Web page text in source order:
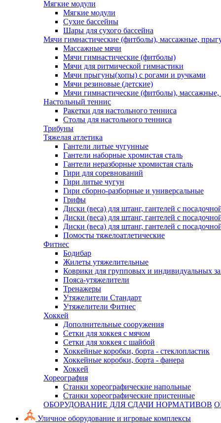
Мягкие модули
Мягкие модули
Сухие бассейны
Шары для сухого бассейна
Мячи гимнастические (фитболы), массажные,
Массажные мячи
Мячи гимнастические (фитболы)
Мячи для ритмической гимнастики
Мячи прыгуны(хопы) с рогами и ручками
Мячи резиновые (детские)
Мячи гимнастические (фитболы),
Настольный теннис
Ракетки для настольного тенниса
Столы для настольного тенниса
Трибуны
Тяжелая атлетика
Гантели литые чугунные
Гантели наборные хромистая сталь
Гантели неразборные хромистая сталь
Гири для соревнований
Гири литые чугун
Гири сборно-разборные и универсальные
Грифы
Диски (веса) для штанг, гантелей с
Диски (веса) для штанг, гантелей с
Диски (веса) для штанг, гантелей с
Помосты тяжелоатлетические
Фитнес
Бодибар
Жилеты утяжелительные
Коврики для групповых и индивидуальных
Пояса-утяжелители
Тренажеры
Утяжелители Стандарт
Утяжелители Фитнес
Хоккей
Дополнительные сооружения
Сетки для хоккея с мячом
Сетки для хоккея с шайбой
Хоккейные коробки, борта - стеклопластик
Хоккейные коробки, борта - фанера
Хоккей
Хореография
Станки хореографические напольные
Станки хореографические пристенные
ОБОРУДОВАНИЕ ДЛЯ СДАЧИ НОРМАТИВОВ
Уличное оборудование и игровые комплексы